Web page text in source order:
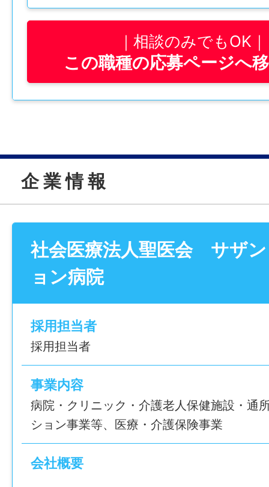
● 医療・介護サービス利用に関する支援
※患者様宅・事業所等への訪問には公用車
ます。
＊ ワークライフバランスを大切にしたい方
＊ 安定した法人で長く働きたい方
【 24時間託児所の詳細 】
● 所在地：鹿児島県枕崎市緑町
● 対象年齢：就学前までの幼児
● 保育時間：24時間対応（勤務時間中のお
● 利用料：月額10,000円
● おやつ代：月額1,000円
女性職員はもちろん、男性職員の育児休業
得も進んでおり、仕事と家庭を両立しやす
います。
子育て中の方はもちろん、将来的にライフ
を迎える方も長く安心して働ける職場です
[3] 安定した環境で長く働ける！
3時間。24時間託児所もあります。
【どんなお仕事？】
患者様やご家族への心理支援を中心に、心
心理職として活躍していただきます。
【具体的には】
● 患者様への心理相談・心理支援
● ご家族への相談対応
● 心理評価・カウンセリング業務
● 職員のメンタルヘルス相談
【こんな方におすすめ】
＊ 公認心理師として経験を積みたい方
＊ 医療分野で専門性を高めたい方
＊ 多職種連携に興味がある方
＊ 地域医療に貢献したい方
＊ 長く安定して働ける職場を探している方
【 24時間託児所の詳細 】
そんなあなたにオススメ！
「サザン・リージョン病院」では、業務の
を進めており、院内システムエンジニアと
支える重要な役割を担っていただきます。
医療現場をITで支える、社会貢献性の高い
＼医療業界のDX推進を担う！／
院内システムエンジニア（正社員）を募集
【おすすめPOINT3選】
[1] ITで地域医療を支えられる！
[2] DX推進に携われる！
い取り組みに挑戦できます。
[3] 安定した環境で長く働ける！
賞与4.10ヶ月分、有給休暇平均取得日数
10時間と働きやすい環境です。
相談のみでもOK
この職種の応募ページへ
企 業 情 報
社会医療法人聖医会 サザ
ョン病院
採用担当者
採用担当者
事業内容
病院・クリニック・介護老人保健施設・通
ション事業等、医療・介護保険事業
会社概要